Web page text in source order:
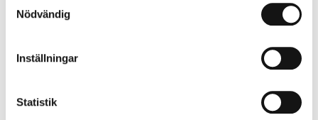
Nödvändig
Inställningar
Statistik
inte vara samma dimension som bilen hade ut från